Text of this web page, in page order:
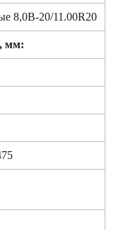
8,0В-20/11.00R20
мм: